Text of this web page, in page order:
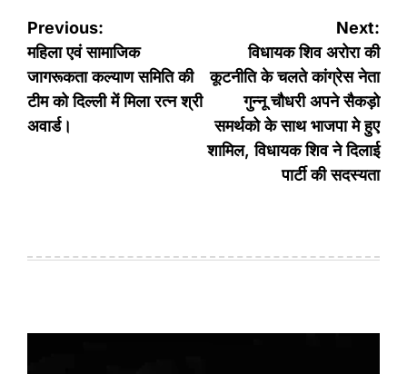
Post
navigation
Previous:
महिला एवं सामाजिक
जागरूकता कल्याण समिति की
टीम को दिल्ली में मिला रत्न श्री
अवार्ड।
Next:
विधायक शिव अरोरा की
कूटनीति के चलते कांग्रेस नेता
गुन्नू चौधरी अपने सैकड़ो
समर्थको के साथ भाजपा मे हुए
शामिल, विधायक शिव ने दिलाई
पार्टी की सदस्यता